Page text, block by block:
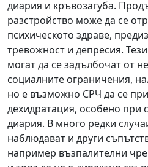
диария и кръвозагуба.
разстройство може да се
психическото здраве,
тревожност и депресия.
могат да се задълбочат от
социалните ограничения,
но е възможно СРЧ да се
дехидратация, особено при
диария. В много редки
наблюдават и други
например възпалителни